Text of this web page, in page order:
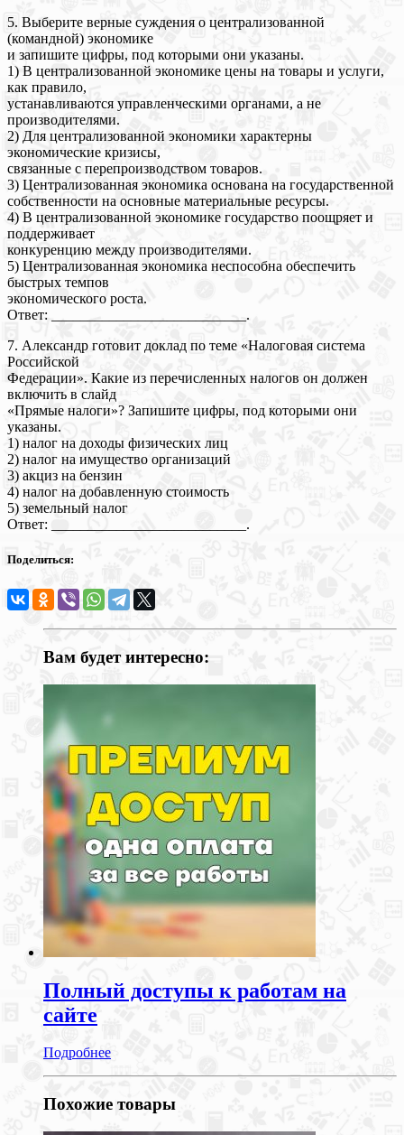
5. Выберите верные суждения о централизованной
(командной) экономике
и запишите цифры, под которыми они указаны.
1) В централизованной экономике цены на товары и услуги,
как правило,
устанавливаются управленческими органами, а не
производителями.
2) Для централизованной экономики характерны
экономические кризисы,
связанные с перепроизводством товаров.
3) Централизованная экономика основана на государственной
собственности на основные материальные ресурсы.
4) В централизованной экономике государство поощряет и
поддерживает
конкуренцию между производителями.
5) Централизованная экономика неспособна обеспечить
быстрых темпов
экономического роста.
Ответ: ___________________________.
7. Александр готовит доклад по теме «Налоговая система
Российской
Федерации». Какие из перечисленных налогов он должен
включить в слайд
«Прямые налоги»? Запишите цифры, под которыми они
указаны.
1) налог на доходы физических лиц
2) налог на имущество организаций
3) акциз на бензин
4) налог на добавленную стоимость
5) земельный налог
Ответ: ___________________________.
Поделиться:
Вам будет интересно:
Полный доступы к работам на
сайте
Подробнее
Похожие товары